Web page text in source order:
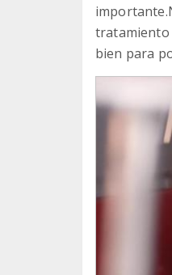
tratamiento
bien para